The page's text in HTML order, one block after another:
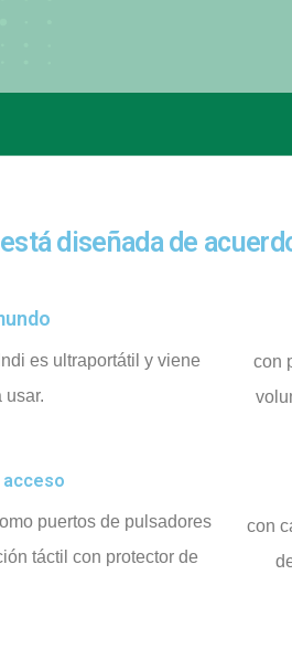
está diseñada de
es ultraportátil y viene
usar.
con
acceso
puertos de pulsadores
táctil con protector de
con